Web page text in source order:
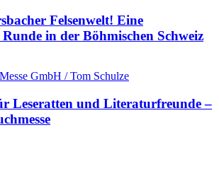
Felsenwelt! Eine
in der Böhmischen Schweiz
Leseratten und Literaturfreunde –